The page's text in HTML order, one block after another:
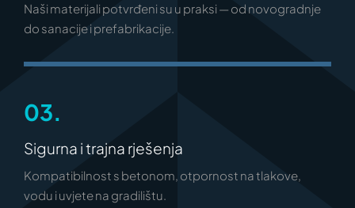
Naši materijali potvrđeni su u praksi — od novogradnje
do sanacije i prefabrikacije.
03.
Sigurna i trajna rješenja
Kompatibilnost s betonom, otpornost na tlakove,
vodu i uvjete na gradilištu.